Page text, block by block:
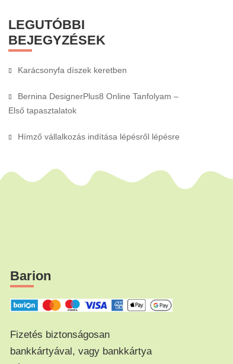
LEGUTÓBBI
BEJEGYZÉSEK
Karácsonyfa díszek keretben
Bernina DesignerPlus8 Online Tanfolyam –
Első tapasztalatok
Hímző vállalkozás indítása lépésről lépésre
Barion
Fizetés biztonságosan
bankkártyával, vagy bankkártya